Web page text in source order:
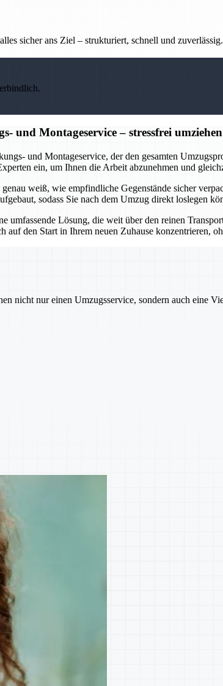
sicher ans Ziel – strukturiert, schnell und zuverlässig.
und Montageservice – stressfrei umziehen
und Montageservice, der den gesamten
ein, um Ihnen die Arbeit abzunehmen und
weiß, wie empfindliche Gegenstände sicher
sodass Sie nach dem Umzug direkt loslegen
Lösung, die weit über den reinen
den Start in Ihrem neuen Zuhause konzentrieren,
nicht nur einen Umzugsservice, sondern auch eine